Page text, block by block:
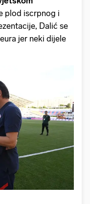
plod iscrpnog i
Dalić se
jer neki dijele